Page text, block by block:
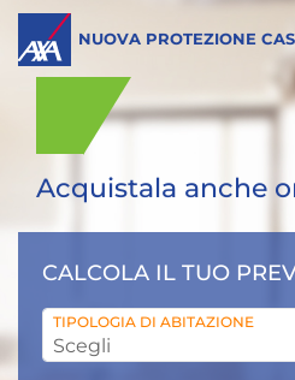
NUOVA PROTEZIONE
Acquistala anche
CALCOLA IL TUO
TIPOLOGIA DI ABITAZIONE